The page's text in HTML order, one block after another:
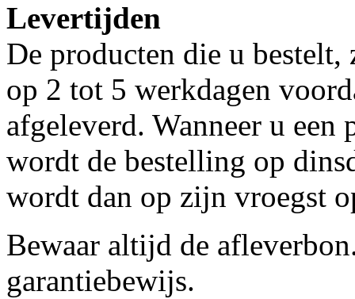
Levertijden
De producten die u
op 2 tot 5 werkdagen
afgeleverd. Wanneer u
wordt de bestelling op
wordt dan op zijn vroegst
Bewaar altijd de
garantiebewijs.